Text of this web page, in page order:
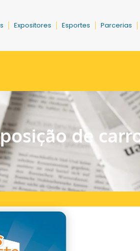
Expositores Esportes Parcerias
de